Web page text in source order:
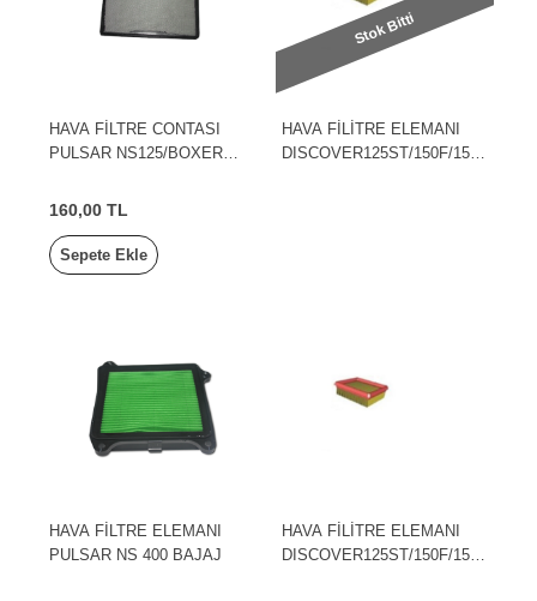
HAVA FİLTRE CONTASI
PULSAR NS125/BOXER
160,00 TL
Sepete Ekle
Stok Bitti
HAVA FİLİTRE ELEMANI
DISCOVER125ST/150F/150
HAVA FİLTRE ELEMANI
PULSAR NS 400 BAJAJ
HAVA FİLİTRE ELEMANI
DISCOVER125ST/150F/150